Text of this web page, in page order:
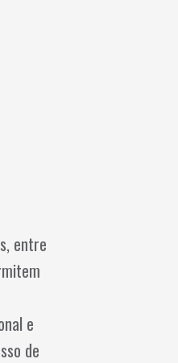
entre
e
de